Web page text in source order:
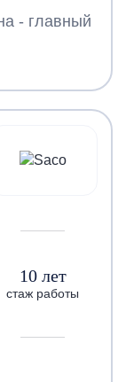
- главный
10 лет
стаж работы